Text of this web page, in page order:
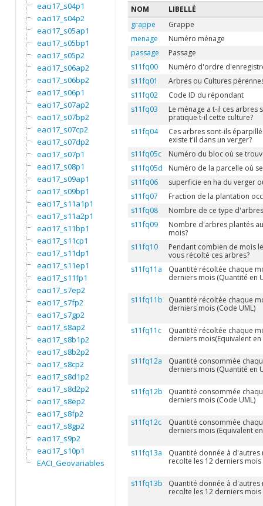
eaci17_s04p1
eaci17_s04p2
eaci17_s05ap1
eaci17_s05bp1
eaci17_s05p2
eaci17_s06ap2
eaci17_s06bp2
eaci17_s06p1
eaci17_s07ap2
eaci17_s07bp2
eaci17_s07cp2
eaci17_s07dp2
eaci17_s07p1
eaci17_s08p1
eaci17_s09ap1
eaci17_s09bp1
eaci17_s11a1p1
eaci17_s11a2p1
eaci17_s11bp1
eaci17_s11cp1
eaci17_s11dp1
eaci17_s11ep1
eaci17_s11fp1
eaci17_s7ep2
eaci17_s7fp2
eaci17_s7gp2
eaci17_s8ap2
eaci17_s8b1p2
eaci17_s8b2p2
eaci17_s8cp2
eaci17_s8d1p2
eaci17_s8d2p2
eaci17_s8ep2
eaci17_s8fp2
eaci17_s8gp2
eaci17_s9p2
eaci17_s10p1
EACI_Geovariables
NOM
LIBELLÉ
grappe
Grappe
menage
Numéro ménage
passage
Passage
s11fq00
Numéro d'ordre
s11fq01
Arbres ou Cultures
s11fq02
Code ID du répondant
s11fq03
Le ménage a t-il ces arbres
pratique t-il cette culture?
s11fq04
Ces arbres sont-ils
existe t'il dans un verger?
s11fq05c
Numéro du bloc où se
s11fq05d
Numéro de la parcelle où
s11fq06
superficie en ha du verger
s11fq07
Fraction de la plantation
s11fq08
Nombre de ce type
s11fq09
Nombre d'arbres plantés
mois?
s11fq10
Pendant combien de mois
vous récolté ces arbres?
s11fq11a
Quantité récoltée chaque
derniers mois (Quantité en
s11fq11b
Quantité récoltée chaque
derniers mois (Code UML)
s11fq11c
Quantité récoltée chaque
derniers mois(Equivalent en
s11fq12a
Quantité consommée
derniers mois (Quantité en
s11fq12b
Quantité consommée
derniers mois (Code UML)
s11fq12c
Quantité consommée
derniers mois (Equivalent en
s11fq13a
Quantité donnée à d'autres
recolte les 12 derniers mois
s11fq13b
Quantité donnée à d'autres
recolte les 12 derniers mois